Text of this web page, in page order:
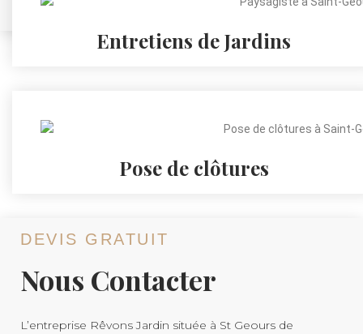
Entretiens de Jardins
Pose de clôtures
DEVIS GRATUIT
Nous Contacter
L’entreprise Rêvons Jardin située à St Geours de